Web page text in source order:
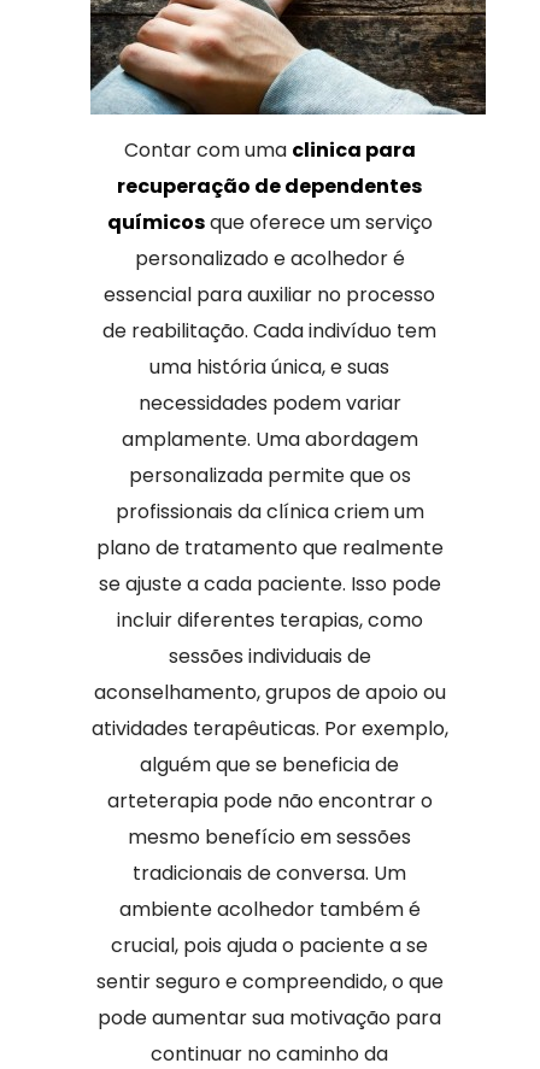
Contar com uma clinica para
recuperação de dependentes
químicosque oferece um serviço
personalizado e acolhedor é
essencial para auxiliar no processo
de reabilitação. Cada indivíduo tem
uma história única, e suas
necessidades podem variar
amplamente. Uma abordagem
personalizada permite que os
profissionais da clínica criem um
plano de tratamento que realmente
se ajuste a cada paciente. Isso pode
incluir diferentes terapias, como
sessões individuais de
aconselhamento, grupos de apoio ou
atividades terapêuticas. Por exemplo,
alguém que se beneficia de
arteterapia pode não encontrar o
mesmo benefício em sessões
tradicionais de conversa. Um
ambiente acolhedor também é
crucial, pois ajuda o paciente a se
sentir seguro e compreendido, o que
pode aumentar sua motivação para
continuar no caminho da